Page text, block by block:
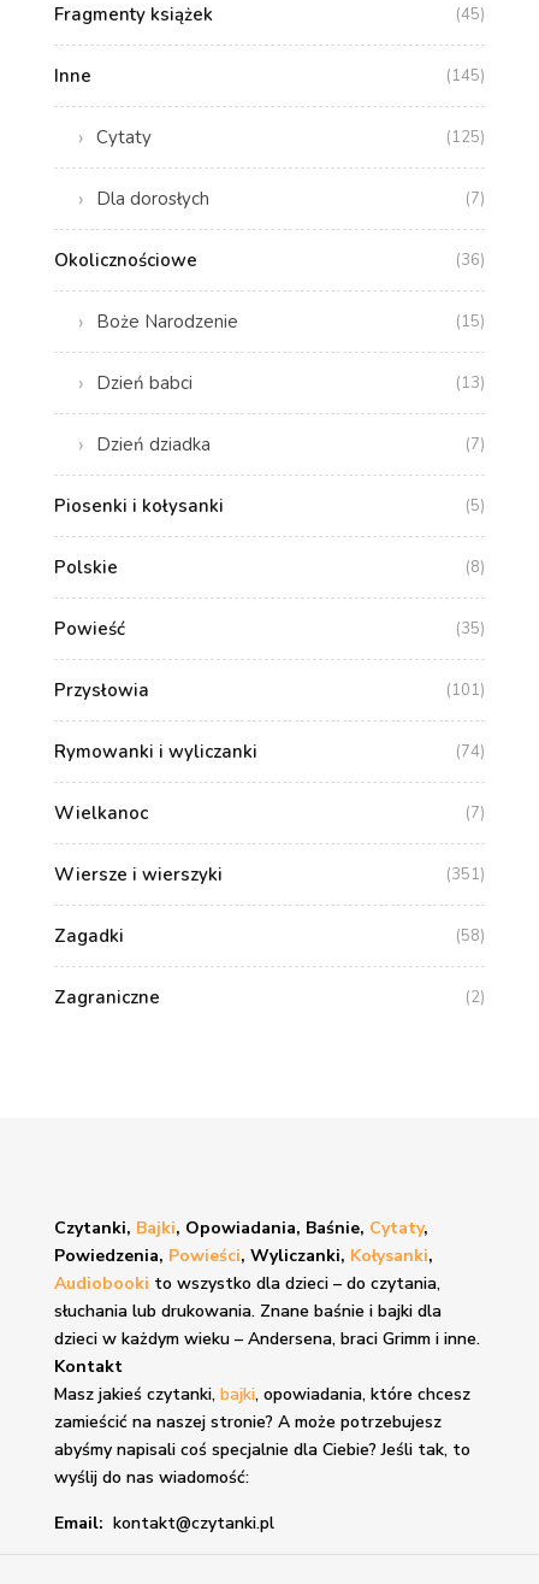
Fragmenty książek (45)
Inne (145)
Cytaty (125)
Dla dorosłych (7)
Okolicznościowe (36)
Boże Narodzenie (15)
Dzień babci (13)
Dzień dziadka (7)
Piosenki i kołysanki (5)
Polskie (8)
Powieść (35)
Przysłowia (101)
Rymowanki i wyliczanki (74)
Wielkanoc (7)
Wiersze i wierszyki (351)
Zagadki (58)
Zagraniczne (2)
Czytanki, Bajki, Opowiadania, Baśnie, Cytaty,
Powiedzenia, Powieści, Wyliczanki, Kołysanki,
Audiobooki to wszystko dla dzieci – do czytania,
słuchania lub drukowania. Znane baśnie i bajkidla
dzieci w każdym wieku – Andersena, braci Grimm i inne.
Kontakt
Masz jakieś czytanki, bajki, opowiadania, które chcesz
zamieścić na naszej stronie? A może potrzebujesz
abyśmy napisali coś specjalnie dla Ciebie? Jeśli tak, to
wyślij do nas wiadomość:
Email: kontakt@czytanki.pl